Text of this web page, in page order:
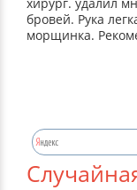
бровей. Рука
морщинка.